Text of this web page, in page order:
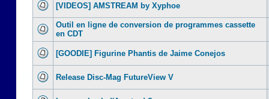
[VIDEOS] AMSTREAM by Xyphoe
Outil en ligne de conversion de programmes cassette
en CDT
[GOODIE] Figurine Phantis de Jaime Conejos
Release Disc-Mag FutureView V